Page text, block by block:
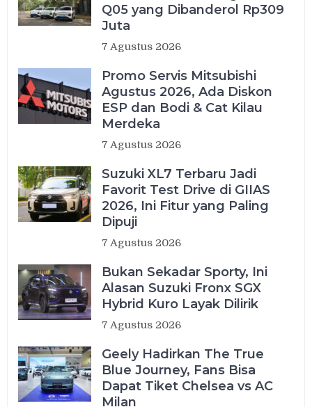
Q05 yang Dibanderol Rp309
Juta
7 Agustus 2026
Promo Servis Mitsubishi
Agustus 2026, Ada Diskon
ESP dan Bodi & Cat Kilau
Merdeka
7 Agustus 2026
Suzuki XL7 Terbaru Jadi
Favorit Test Drive di GIIAS
2026, Ini Fitur yang Paling
Dipuji
7 Agustus 2026
Bukan Sekadar Sporty, Ini
Alasan Suzuki Fronx SGX
Hybrid Kuro Layak Dilirik
7 Agustus 2026
Geely Hadirkan The True
Blue Journey, Fans Bisa
Dapat Tiket Chelsea vs AC
Milan